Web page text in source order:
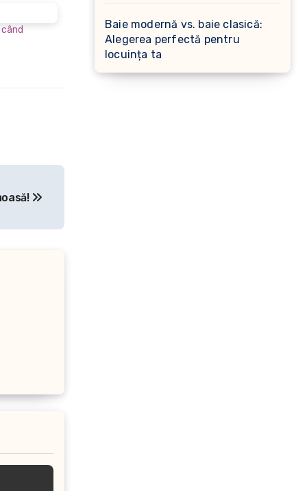
Baie modernă vs. baie clasică:
Alegerea perfectă pentru
locuința ta